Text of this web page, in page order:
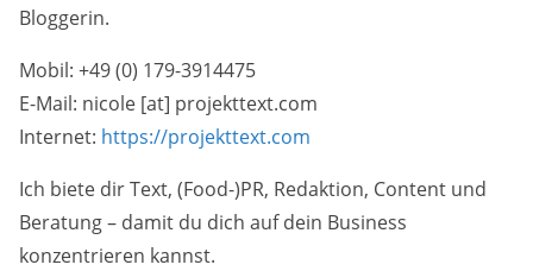
Bloggerin.
Mobil: +49 (0) 179-3914475
E-Mail: nicole [at] projekttext.com
Internet: https://projekttext.com
Ich biete dir Text, (Food-)PR, Redaktion, Content und
Beratung – damit du dich auf dein Business
konzentrieren kannst.